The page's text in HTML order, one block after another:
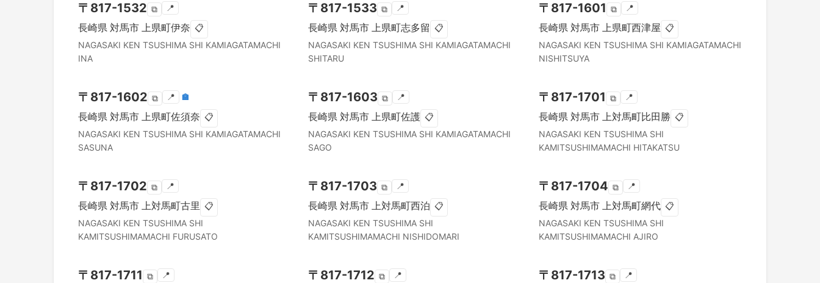
〒 817-1532 ⧉ 📍
長崎県 対馬市 上県町伊奈 📋
NAGASAKI KEN TSUSHIMA SHI KAMIAGATAMACHI
INA
〒 817-1533 ⧉ 📍
長崎県 対馬市 上県町志多留 📋
NAGASAKI KEN TSUSHIMA SHI KAMIAGATAMACHI
SHITARU
〒 817-1601 ⧉ 📍
長崎県 対馬市 上県町西津屋 📋
NAGASAKI KEN TSUSHIMA SHI KAMIAGATAMACHI
NISHITSUYA
〒 817-1602 ⧉ 📍 🏣
長崎県 対馬市 上県町佐須奈 📋
NAGASAKI KEN TSUSHIMA SHI KAMIAGATAMACHI
SASUNA
〒 817-1603 ⧉ 📍
長崎県 対馬市 上県町佐護 📋
NAGASAKI KEN TSUSHIMA SHI KAMIAGATAMACHI
SAGO
〒 817-1701 ⧉ 📍
長崎県 対馬市 上対馬町比田勝 📋
NAGASAKI KEN TSUSHIMA SHI
KAMITSUSHIMAMACHI HITAKATSU
〒 817-1702 ⧉ 📍
長崎県 対馬市 上対馬町古里 📋
NAGASAKI KEN TSUSHIMA SHI
KAMITSUSHIMAMACHI FURUSATO
〒 817-1703 ⧉ 📍
長崎県 対馬市 上対馬町西泊 📋
NAGASAKI KEN TSUSHIMA SHI
KAMITSUSHIMAMACHI NISHIDOMARI
〒 817-1704 ⧉ 📍
長崎県 対馬市 上対馬町網代 📋
NAGASAKI KEN TSUSHIMA SHI
KAMITSUSHIMAMACHI AJIRO
〒 817-1711 ⧉ 📍 〒 817-1712 ⧉ 📍 〒 817-1713 ⧉ 📍